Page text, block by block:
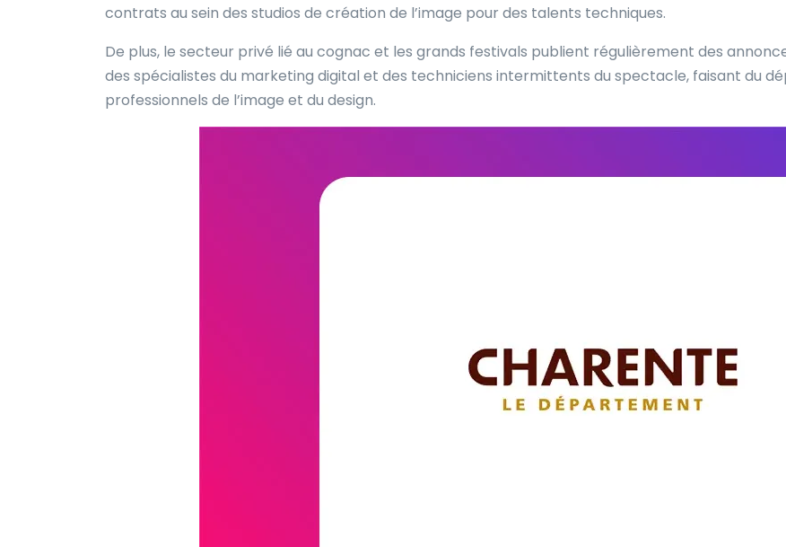
contrats au sein des studios de création de l’image pour des talents techniques.
De plus, le secteur privé lié au cognac et les grands festivals publient régulièrement des
des spécialistes du marketing digital et des techniciens intermittents du spectacle, faisant du
professionnels de l’image et du design.